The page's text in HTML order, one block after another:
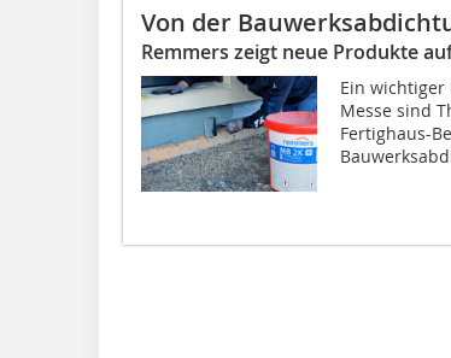
Von der
Remmers zeigt neue Produkte
Ein wichtiger
Messe sind
Fertighaus-